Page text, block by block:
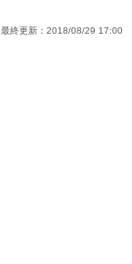
最終更新： 2018/08/29 17:00